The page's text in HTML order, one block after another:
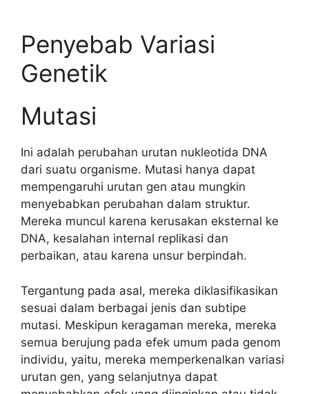
Penyebab Variasi
Genetik
Mutasi
Ini adalah perubahan urutan nukleotida DNA
dari suatu organisme. Mutasi hanya dapat
mempengaruhi urutan gen atau mungkin
menyebabkan perubahan dalam struktur.
Mereka muncul karena kerusakan eksternal ke
DNA, kesalahan internal replikasi dan
perbaikan, atau karena unsur berpindah.
Tergantung pada asal, mereka diklasifikasikan
sesuai dalam berbagai jenis dan subtipe
mutasi. Meskipun keragaman mereka, mereka
semua berujung pada efek umum pada genom
individu, yaitu, mereka memperkenalkan variasi
urutan gen, yang selanjutnya dapat